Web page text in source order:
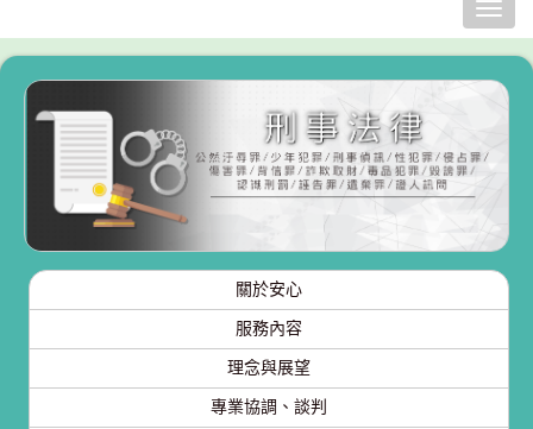
關於安心
服務內容
理念與展望
專業協調、談判